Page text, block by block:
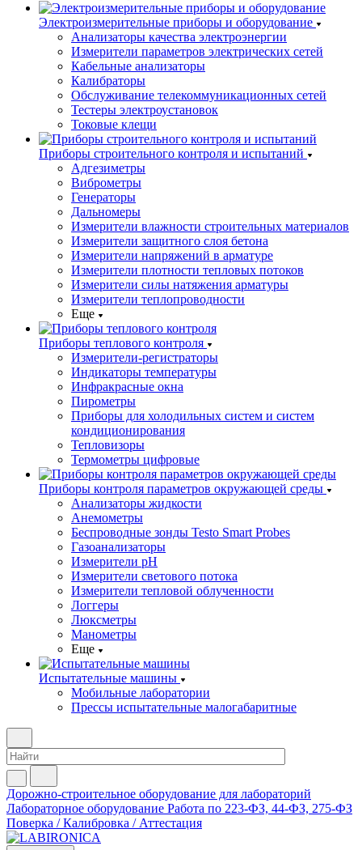
Электроизмерительные приборы и оборудование
Анализаторы качества электроэнергии
Измерители параметров электрических сетей
Кабельные анализаторы
Калибраторы
Обслуживание телекоммуникационных сетей
Тестеры электроустановок
Токовые клещи
Приборы строительного контроля и испытаний
Адгезиметры
Виброметры
Генераторы
Дальномеры
Измерители влажности строительных материалов
Измерители защитного слоя бетона
Измерители напряжений в арматуре
Измерители плотности тепловых потоков
Измерители силы натяжения арматуры
Измерители теплопроводности
Еще
Приборы теплового контроля
Измерители-регистраторы
Индикаторы температуры
Инфракрасные окна
Пирометры
Приборы для холодильных систем и систем
кондиционирования
Тепловизоры
Термометры цифровые
Приборы контроля параметров окружающей среды
Анализаторы жидкости
Анемометры
Беспроводные зонды Testo Smart Probes
Газоанализаторы
Измерители pH
Измерители светового потока
Измерители тепловой облученности
Логгеры
Люксметры
Манометры
Еще
Испытательные машины
Мобильные лаборатории
Прессы испытательные малогабаритные
Дорожно-строительное оборудование для лабораторий
Лабораторное оборудование Работа по 223-ФЗ, 44-ФЗ, 275-ФЗ
Поверка / Калибровка / Аттестация